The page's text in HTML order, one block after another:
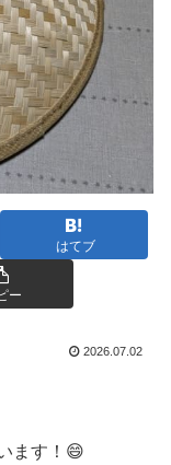
はてブ
ー
2026.07.02
ます！😄